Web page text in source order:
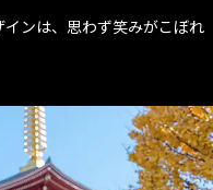
ンは、思わず笑みがこぼれ